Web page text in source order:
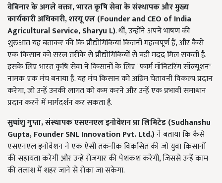
वेबिनार के अगले वक्ता,भारत कृषि सेवा के संस्थापक और मुख्य
कार्यकारी अधिकारी,शरयू एल (Founder and CEO of India
Agricultural Service, Sharyu L). थीं, उन्होंने अपने भाषण की
शुरुआत यह बताकर की कि प्रौद्योगिकियां कितनी महत्वपूर्ण हैं, और कैसे
एक किसान को सरल तरीके से प्रौद्योगिकियों से बड़ी मदद मिल सकती है.
इसके लिए भारत कृषि सेवा ने किसानों के लिए "फार्म मॉनिटरिंग सॉल्यूशन"
नामक एक मंच बनाया है. यह मंच किसान को अग्रिम चेतावनी विकल्प प्रदान
करेगा, जो उन्हें उनकी लागत को कम करने और उन्हें एक प्रभावी समाधान
प्रदान करने में मार्गदर्शन कर सकता है.
सुधांशु गुप्ता,संस्थापक एसएनएल इनोवेशन प्रा लिमिटेड (Sudhanshu
Gupta, Founder SNL Innovation Pvt. Ltd.)ने बताया कि कैसे
एसएनएल इनोवेशन ने एक ऐसी तकनीक विकसित की जो युवा किसानों
की सहायता करेगी और उन्हें रोजगार की पेशकश करेगी, जिससे उन्हें काम
की तलाश में शहर जाने से रोका जा सकेगा.